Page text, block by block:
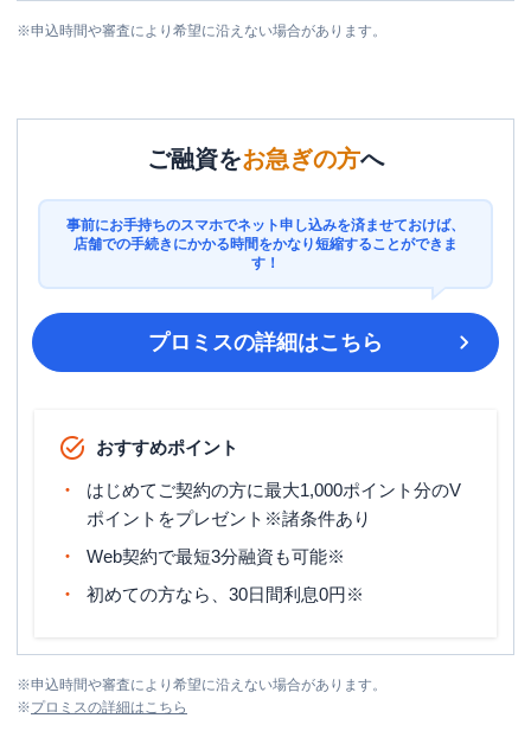
※申込時間や審査により希望に沿えない場合があります。
ご融資をお急ぎの方へ
事前にお手持ちのスマホでネット申し込みを済ませておけば、
店舗での手続きにかかる時間をかなり短縮することができま
す！
プロミスの詳細はこちら
おすすめポイント
はじめてご契約の方に最大1,000ポイント分のV
ポイントをプレゼント※諸条件あり
Web契約で最短3分融資も可能※
初めての方なら、30日間利息0円※
※申込時間や審査により希望に沿えない場合があります。
※プロミスの詳細はこちら